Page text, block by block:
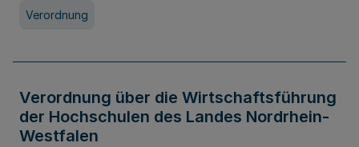
Verordnung
Verordnung über die Wirtschaftsführung
der Hochschulen des Landes Nordrhein-
Westfalen